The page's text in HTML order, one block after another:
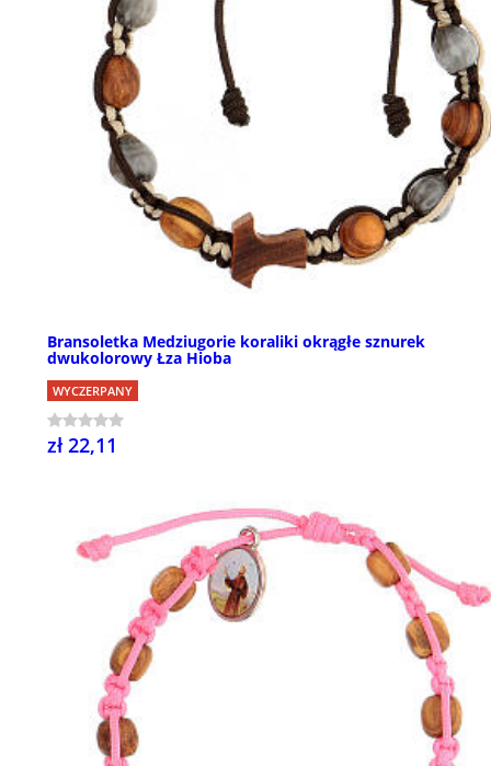
Bransoletka Medziugorie koraliki okrągłe sznurek
dwukolorowy Łza Hioba
WYCZERPANY
zł 22,11